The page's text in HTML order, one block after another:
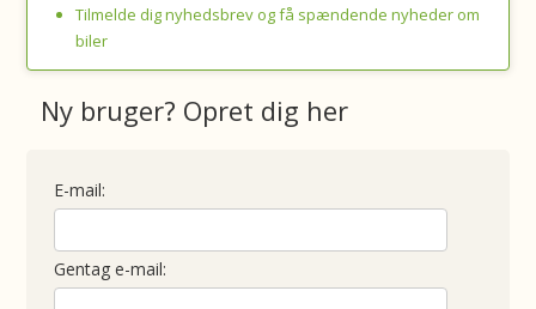
Tilmelde dig nyhedsbrev og få spændende nyheder om
biler
Ny bruger? Opret dig her
E-mail:
Gentag e-mail: